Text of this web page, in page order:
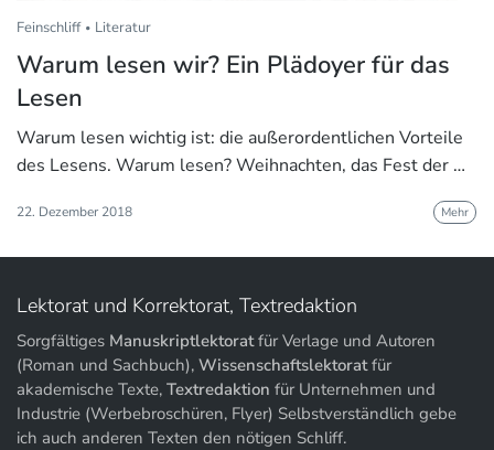
Feinschliff Literatur
Warum lesen wir? Ein Plädoyer für das
Lesen
Warum lesen wichtig ist: die außerordentlichen Vorteile
des Lesens. Warum lesen? Weihnachten, das Fest der …
22. Dezember 2018 Mehr
Lektorat und Korrektorat, Textredaktion
Sorgfältiges Manuskriptlektoratfür Verlage und Autoren
(Roman und Sachbuch), Wissenschaftslektoratfür
akademische Texte, Textredaktion für Unternehmen und
Industrie (Werbebroschüren, Flyer) Selbstverständlich gebe
ich auch anderen Texten den nötigen Schliff.